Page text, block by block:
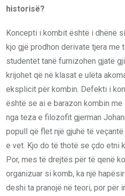
historisë?
Koncepti i kombit është i dhënë
kjo gjë prodhon derivate tjera me
studentët tanë furnizohen gjatë
krijohet që në klasat e ulëta
eksplicit për kombin. Defekti i
është se ai e barazon kombin me
nga teza e filozofit gjerman
popull që flet një gjuhë të
e vet. Kjo do të thotë se çdo etni
Por, mes të drejtës për të qenë
organizuar si komb, ka një
deshi ta pranojë në teori, por për